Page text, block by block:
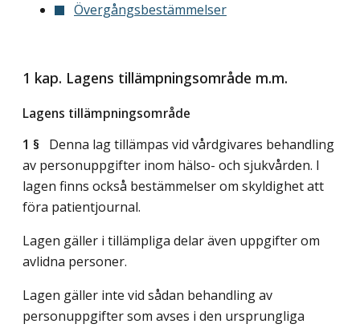
Övergångsbestämmelser
1 kap. Lagens tillämpningsområde m.m.
Lagens tillämpningsområde
1 § Denna lag tillämpas vid vårdgivares behandling
av personuppgifter inom hälso- och sjukvården. I
lagen finns också bestämmelser om skyldighet att
föra patientjournal.
Lagen gäller i tillämpliga delar även uppgifter om
avlidna personer.
Lagen gäller inte vid sådan behandling av
personuppgifter som avses i den ursprungliga